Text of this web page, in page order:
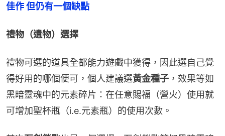
佳作 但仍有一個缺點
禮物（遺物）選擇
禮物可選的道具全都能力遊戲中獲得，因此選自己覺
得好用的哪個便可，個人建議選黃金種子 ，效果等如
黑暗靈魂中的元素碎片：在任意賜福（營火）使用就
可增加聖杯瓶（i.e.元素瓶）的使用次數。